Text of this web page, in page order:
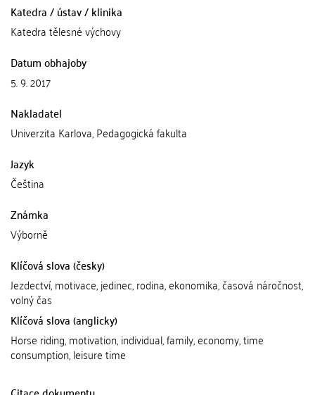
Katedra / ústav / klinika
Katedra tělesné výchovy
Datum obhajoby
5. 9. 2017
Nakladatel
Univerzita Karlova, Pedagogická fakulta
Jazyk
Čeština
Známka
Výborně
Klíčová slova (česky)
Jezdectví, motivace, jedinec, rodina, ekonomika, časová náročnost,
volný čas
Klíčová slova (anglicky)
Horse riding, motivation, individual, family, economy, time
consumption, leisure time